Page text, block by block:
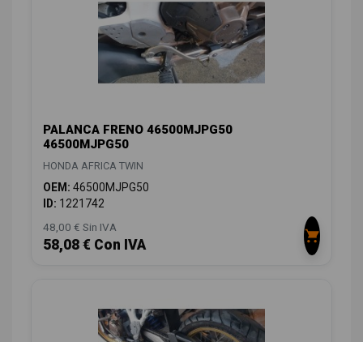
PALANCA FRENO 46500MJPG50
46500MJPG50
HONDA AFRICA TWIN
OEM: 46500MJPG50
ID: 1221742
48,00 € Sin IVA
58,08 € Con IVA